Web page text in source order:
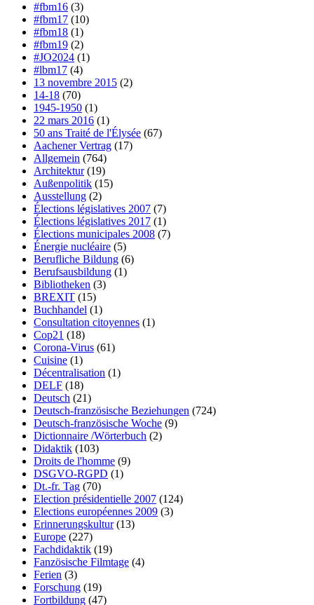
#fbm16 (3)
#fbm17 (10)
#fbm18 (1)
#fbm19 (2)
#JO2024 (1)
#lbm17 (4)
13 novembre 2015 (2)
14-18 (70)
1945-1950 (1)
22 mars 2016 (1)
50 ans Traité de l'Élysée (67)
Aachener Vertrag (17)
Allgemein (764)
Architektur(19)
Außenpolitik (15)
Ausstellung (2)
Élections législatives 2007 (7)
Élections législatives 2017 (1)
Élections municipales 2008 (7)
Énergie nucléaire (5)
Berufliche Bildung (6)
Berufsausbildung (1)
Bibliotheken (3)
BREXIT (15)
Buchhandel (1)
Consultation citoyennes (1)
Cop21 (18)
Corona-Virus (61)
Cuisine (1)
Décentralisation (1)
DELF (18)
Deutsch (21)
Deutsch-französische Beziehungen (724)
Deutsch-französische Woche (9)
Dictionnaire /Wörterbuch (2)
Didaktik (103)
Droits de l'homme (9)
DSGVO-RGPD (1)
Dt.-fr. Tag (70)
Election présidentielle 2007 (124)
Elections européennes 2009 (3)
Erinnerungskultur(13)
Europe (227)
Fachdidaktik (19)
Fanzösische Filmtage (4)
Ferien (3)
Forschung (19)
Fortbildung (47)